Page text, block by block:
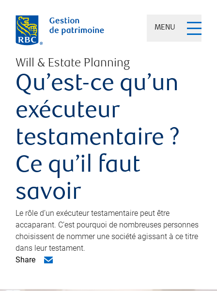
MENU
Will & Estate Planning
Qu’est-ce qu’un
exécuteur
testamentaire ?
Ce qu’il faut
savoir
Le rôle d’un exécuteur testamentaire peut être
accaparant. C’est pourquoi de nombreuses personnes
choisissent de nommer une société agissant à ce titre
dans leur testament.
Share